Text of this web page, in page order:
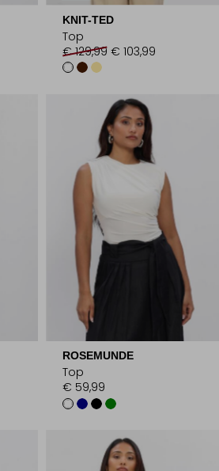
KNIT-TED
Top
€ 129,99 € 103,99
ROSEMUNDE
Top
€ 59,99